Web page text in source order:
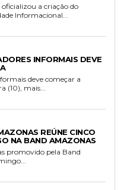
a criação do
Informacional...
INFORMAIS DEVE
deve começar a
mais...
REÚNE CINCO
NA BAND AMAZONAS
promovido pela Band